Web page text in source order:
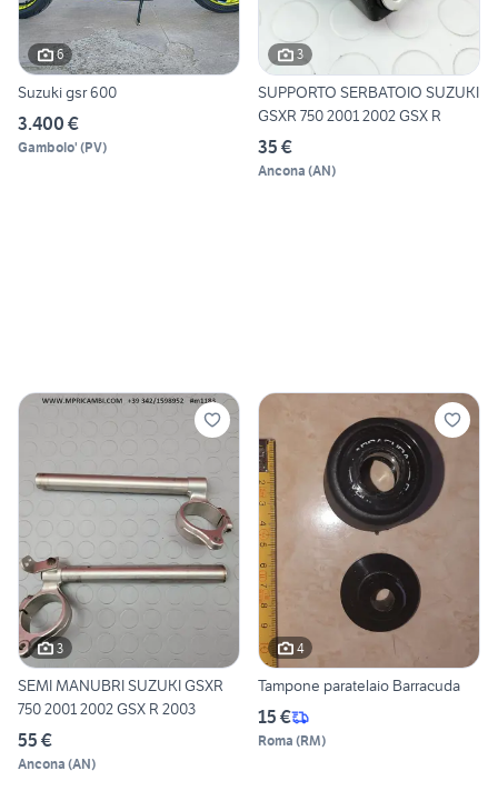
6
Suzuki gsr 600
3.400 €
Gambolo' (PV)
3
SUPPORTO SERBATOIO SUZUKI
GSXR 750 2001 2002 GSX R
35 €
Ancona (AN)
3
SEMI MANUBRI SUZUKI GSXR
750 2001 2002 GSX R 2003
55 €
Ancona (AN)
4
Tampone paratelaio Barracuda
15 €
Roma (RM)